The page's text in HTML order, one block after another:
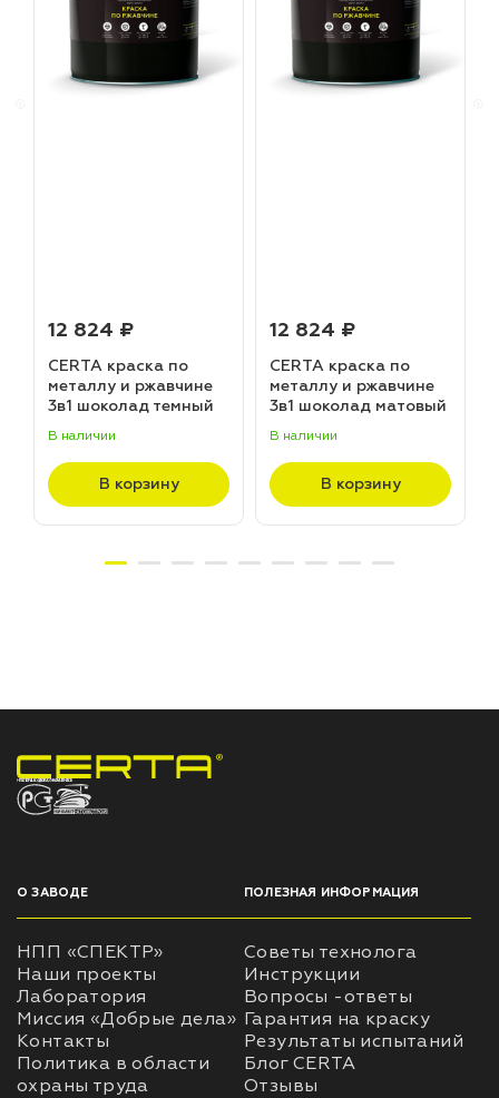
12 824 ₽
CERTA краска по
металлу и ржавчине
3в1 шоколад темный
(20,0кг)
В наличии
В корзину
12 824 ₽
CERTA краска по
металлу и ржавчине
3в1 шоколад матовый
В наличии
В корзину
НПП «СПЕКТР» ЗАВОД ЛАКОКРАСОЧНЫХ МАТЕРИАЛОВ
О ЗАВОДЕ
НПП «СПЕКТР»
Наши проекты
Лаборатория
Миссия «Добрые дела»
Контакты
Политика в области
ПОЛЕЗНАЯ ИНФОРМАЦИЯ
Советы технолога
Инструкции
Вопросы -ответы
Гарантия на краску
Результаты испытаний
Блог CERTA
Отзывы